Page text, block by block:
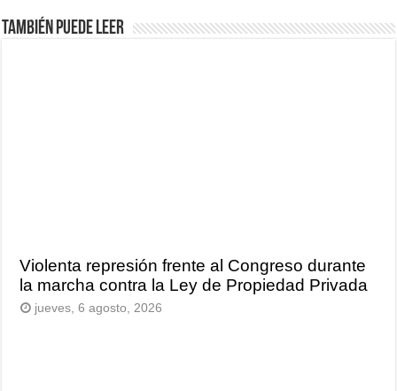
También puede leer
Violenta represión frente al Congreso durante
la marcha contra la Ley de Propiedad Privada
jueves, 6 agosto, 2026